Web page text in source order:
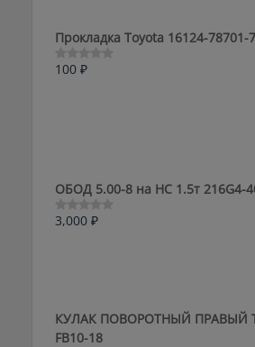
5
Прокладка Toyota 16124-78701-
Оценка
100 ₽
ОБОД 5.00-8 на HC 1.5т 216G4-
Оценка
3,000 ₽
КУЛАК ПОВОРОТНЫЙ ПРАВЫЙ
FB10-18